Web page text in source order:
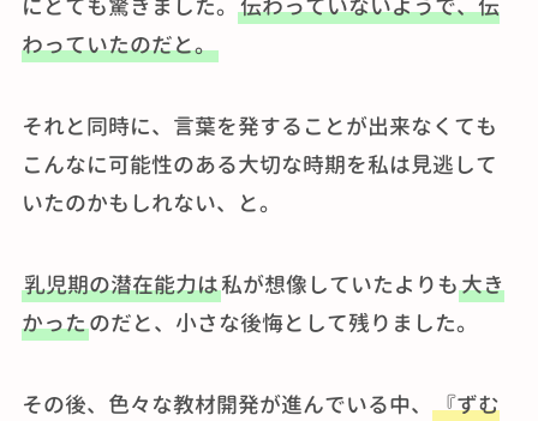
にとても驚きました。 伝わっていないようで、伝
わっていたのだと。
それと同時に、言葉を発することが出来なくても
こんなに可能性のある大切な時期を私は見逃して
いたのかもしれない、と。
乳児期の潜在能力は私が想像していたよりも大き
かったのだと、小さな後悔として残りました。
その後、色々な教材開発が進んでいる中、 『ずむ